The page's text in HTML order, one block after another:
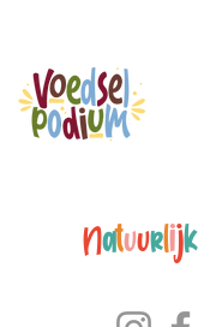
Natuurlijk